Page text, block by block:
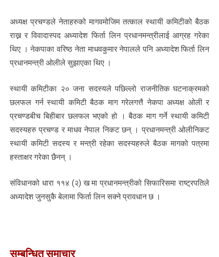
अध्यक्ष प्रचण्डले नेताहरुको मागवमोजिम तत्काल स्थायी कमिटीको बैठक
राख्न र विवादास्पद अध्यादेश फिर्ता लिन प्रधानमन्त्रीलाई आग्रह गरेका
थिए । नेकपाका वरिष्ठ नेता माधवकुमार नेपालले पनि अध्यादेश फिर्ता लिन
प्रधानमन्त्री ओलीले सुझाएका थिए ।
स्थायी कमिटीका २० जना सदस्यले पछिल्लो राजनीतिक घटनाक्रमको
छलफल गर्न स्थायी कमिटी बैठक माग गरेलगत्तै नेकपा अध्यक्ष ओली र
प्रचण्डबीच बिहीबार छलफल भएको हो । बैठक माग गर्ने स्थायी कमिटी
सदस्यहरु प्रचण्ड र माधव नेपाल निकट छन् । प्रधानमन्त्री ओलीनिकट
स्थायी कमिटी सदस्य र मन्त्री रहेका सदस्यहरुले बैठक मागको पत्रमा
हस्ताक्षर गरेका छैनन् ।
संविधानको धारा ११४ (२) ख मा प्रधानमन्त्रीको सिफारिसमा राष्ट्रपतिले
अध्यादेश जुनसुकै बेलामा फिर्ता लिन सक्ने प्रावधान छ ।
सम्बन्धित समाचार